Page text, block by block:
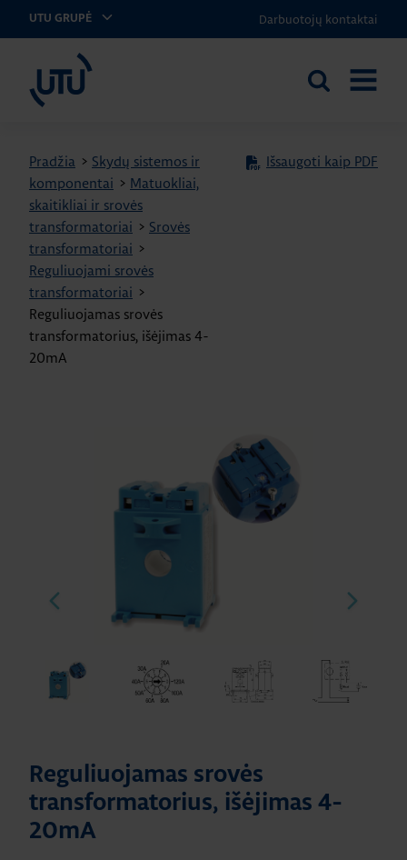
UTU GRUPĖ Darbuotojų kontaktai
UTU Lithuania
Ieškoti
Pradžia > Skydų sistemos ir
komponentai > Matuokliai,
skaitikliai ir srovės
transformatoriai > Srovės
transformatoriai >
Reguliuojami srovės
transformatoriai >
Reguliuojamas srovės
transformatorius, išėjimas 4-
20mA
Išsaugoti kaip PDF
Reguliuojamas srovės
transformatorius, išėjimas 4-
20mA